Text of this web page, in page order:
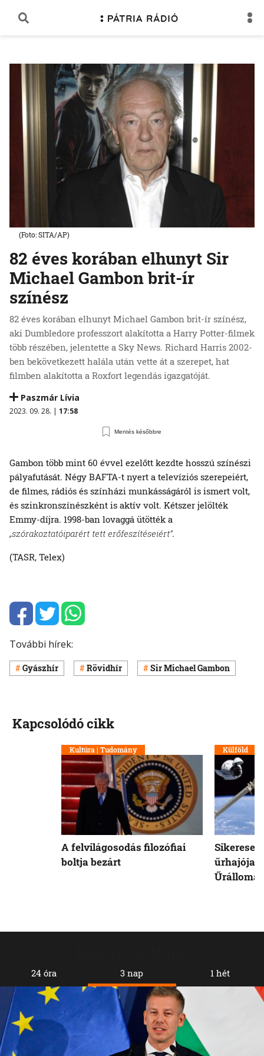
82 éves korában elhunyt Sir
Michael Gambon brit-ír
színész
82 éves korában elhunyt Michael Gambon brit-ír színész,
aki Dumbledore professzort alakította a Harry Potter-filmek
több részében, jelentette a Sky News. Richard Harris 2002-
ben bekövetkezett halála után vette át a szerepet, hat
filmben alakította a Roxfort legendás igazgatóját.
Paszmár Lívia
2023. 09. 28. | 17:58
Mentés későbbre
(Foto: SITA/AP)
Gambon több mint 60 évvel ezelőtt kezdte hosszú színészi
pályafutását. Négy BAFTA-t nyert a televíziós szerepeiért,
de filmes, rádiós és színházi munkásságáról is ismert volt,
és szinkronszínészként is aktív volt. Kétszer jelölték
Emmy-díjra. 1998-ban lovaggá ütötték a
„szórakoztatóiparért tett erőfeszítéseiért”.
(TASR, Telex)
További hírek:
Gyászhír Rövidhír Sir Michael Gambon
24 óra 3 nap 1 hét
Kapcsolódó cikk
Kultúra | Tudomány
A felvilágosodás filozófiai
boltja bezárt
Külföld
űrhajója